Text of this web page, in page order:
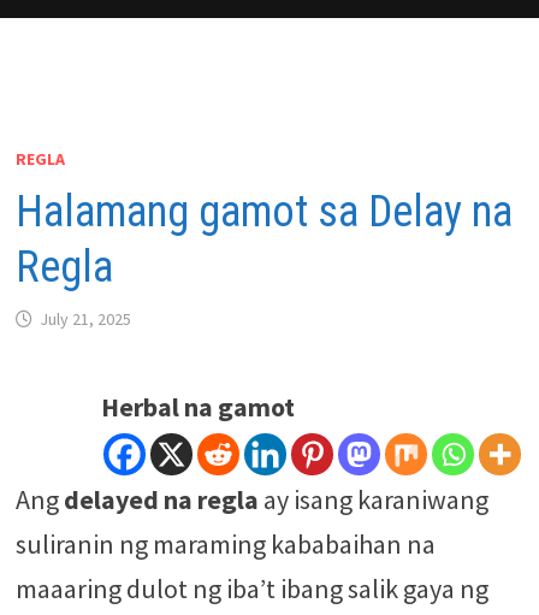
REGLA
Halamang gamot sa Delay na
Regla
July 21, 2025
Herbal na gamot
Angdelayed na regla ay isang karaniwang
suliranin ng maraming kababaihan na
maaaring dulot ng iba’t ibang salik gaya ng